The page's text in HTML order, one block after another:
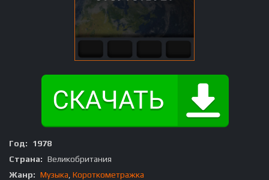
Год:
1978
Страна: Великобритания
Жанр: Музыка Короткометражка